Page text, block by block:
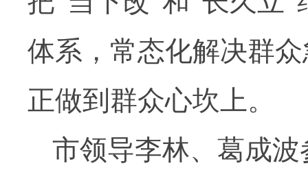
体系，常态化解决群
正做到群众心坎上。
市领导李林、葛成